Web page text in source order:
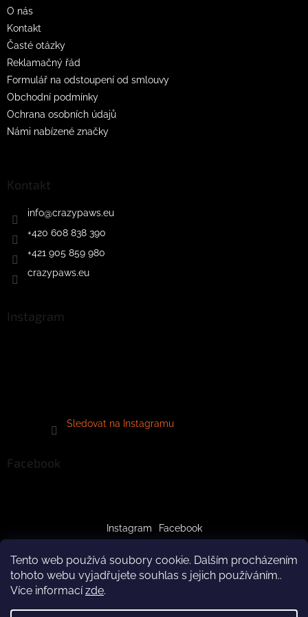
Tento web používá soubory cookie. Dalším procházením
tohoto webu vyjadřujete souhlas s jejich používáním..
Více informacízde.
O nás
Kontakt
Časté otázky
Reklamačný řád
Formulář na odstoupení od smlouvy
Obchodní podmínky
Ochrana osobních údajů
Námi nabízené značky
Kontakt
info@crazypaws.eu
+420 608 838 390
+421 905 859 980
crazypaws.eu
Instagram
Sledovat na Instagramu
Facebook
Instagram Facebook